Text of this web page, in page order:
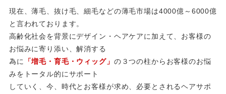
現在、薄毛、抜け毛、細毛などの薄毛市場は4000億～6000億
と言われております。
高齢化社会を背景にデザイン・ヘアケアに加えて、お客様の
お悩みに寄り添い、解消する
為に
「増毛・育毛・ウィッグ」 の３つの柱からお客様のお悩
みをトータル的にサポート
していく、今、時代とお客様が求め、必要とされるヘアサポ